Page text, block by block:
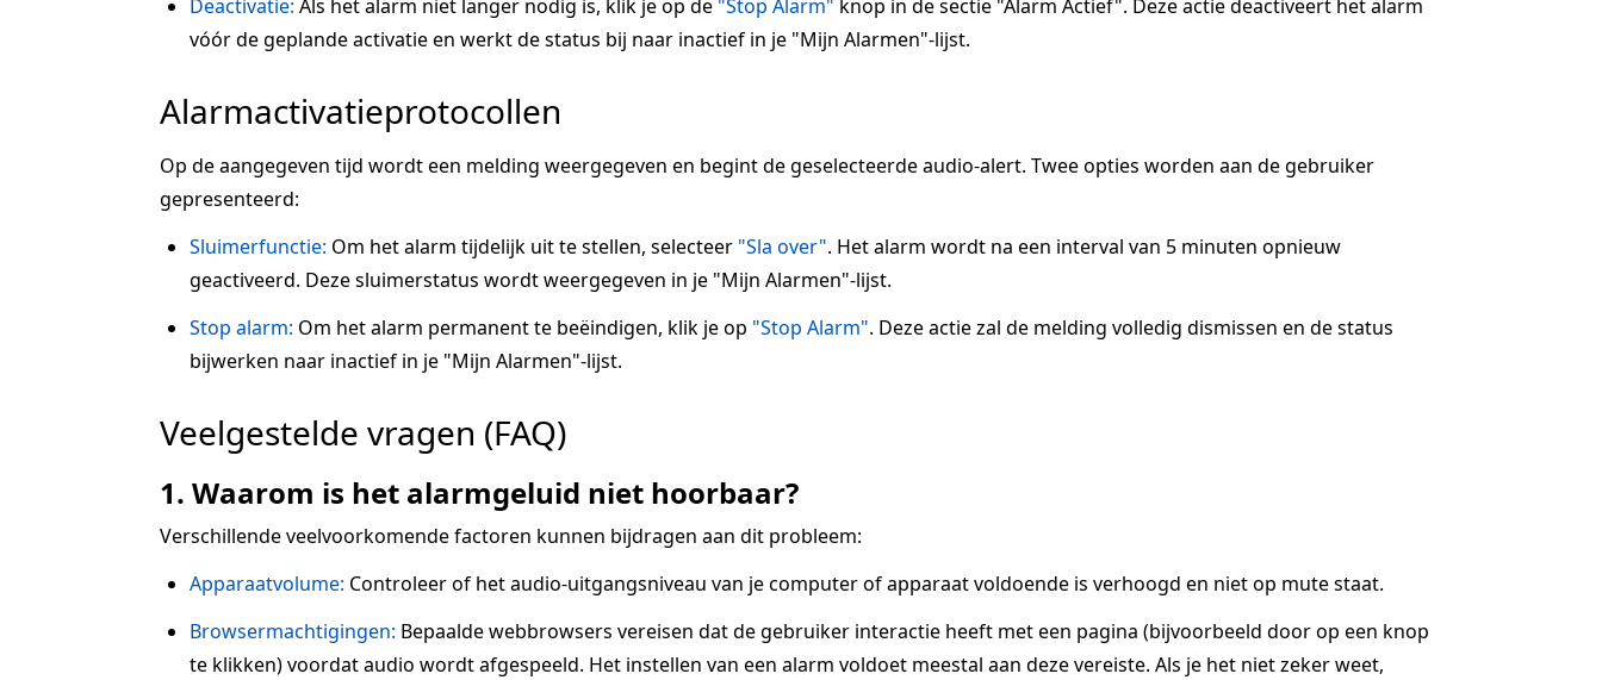
Deactivatie: Als het alarm niet langer nodig is, klik je op de "Stop Alarm" knop in de sectie "Alarm Actief". Deze actie deactiveert het alarm
vóór de geplande activatie en werkt de status bij naar inactief in je "Mijn Alarmen"-lijst.
Alarmactivatieprotocollen
Op de aangegeven tijd wordt een melding weergegeven en begint de geselecteerde audio-alert. Twee opties worden aan de gebruiker
gepresenteerd:
Sluimerfunctie: Om het alarm tijdelijk uit te stellen, selecteer "Sla over". Het alarm wordt na een interval van 5 minuten opnieuw
geactiveerd. Deze sluimerstatus wordt weergegeven in je "Mijn Alarmen"-lijst.
Stop alarm: Om het alarm permanent te beëindigen, klik je op "Stop Alarm". Deze actie zal de melding volledig dismissen en de status
bijwerken naar inactief in je "Mijn Alarmen"-lijst.
Veelgestelde vragen (FAQ)
1. Waarom is het alarmgeluid niet hoorbaar?
Verschillende veelvoorkomende factoren kunnen bijdragen aan dit probleem:
Apparaatvolume: Controleer of het audio-uitgangsniveau van je computer of apparaat voldoende is verhoogd en niet op mute staat.
Browsermachtigingen: Bepaalde webbrowsers vereisen dat de gebruiker interactie heeft met een pagina (bijvoorbeeld door op een knop
te klikken) voordat audio wordt afgespeeld. Het instellen van een alarm voldoet meestal aan deze vereiste. Als je het niet zeker weet,